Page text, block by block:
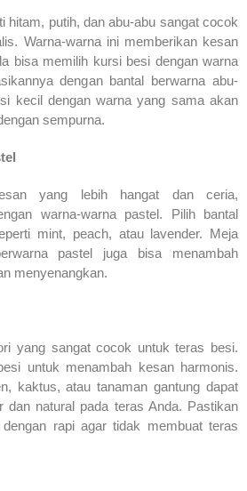
hitam, putih, dan abu-abu sangat cocok
Warna-warna ini memberikan kesan
bisa memilih kursi besi dengan warna
dengan bantal berwarna abu-
kecil dengan warna yang sama akan
sempurna.
yang lebih hangat dan ceria,
warna-warna pastel. Pilih bantal
mint, peach, atau lavender. Meja
pastel juga bisa menambah
menyenangkan.
yang sangat cocok untuk teras besi.
untuk menambah kesan harmonis.
kaktus, atau tanaman gantung dapat
dan natural pada teras Anda. Pastikan
rapi agar tidak membuat teras